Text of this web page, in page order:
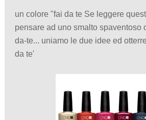
un colore "fai da te Se leggere
pensare ad uno smalto spaventoso
da-te... uniamo le due idee ed
da te'